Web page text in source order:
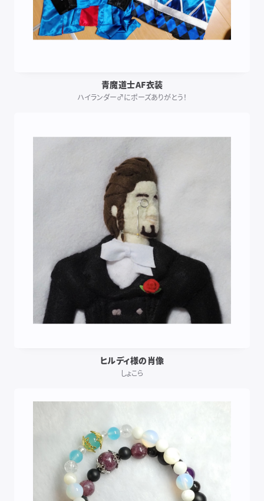
青魔道士AF衣装
ハイランダー♂にポーズありがとう！
ヒルディ様の肖像
しょこら